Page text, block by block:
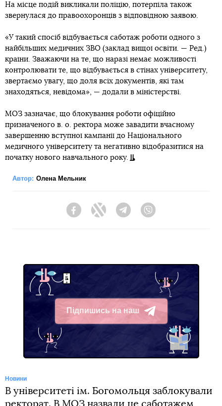
На місце подій викликали поліцію, потерпіла також
звернулася до правоохоронців з відповідною заявою.
«У такий спосіб відбувається саботаж роботи одного з
найбільших медичних ЗВО (заклад вищої освіти. — Ред.)
країни. Зважаючи на те, що наразі немає можливості
контролювати те, що відбувається в стінах університету,
звертаємо увагу, що доля всіх документів, які там
знаходяться, невідома», — додали в міністерстві.
МОЗ зазначає, що блокування роботи офіційно
призначеного в. о. ректора може завадити вчасному
завершенню вступної кампанії до Національного
медичного університету та негативно відобразитися на
початку нового навчального року.
Автор: Олена Мельник
FacebookTwitter Telegram
Підпишись на наш
Telegram
Новини
В університеті ім. Богомольця заблокували
ректорат. В МОЗ назвали це саботажем